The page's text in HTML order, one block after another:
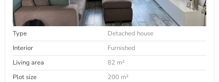
Type
Detached house
Interior
Furnished
Living area
82 m²
Plot size
200 m²